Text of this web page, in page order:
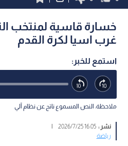
خسارة قاسية لمنتخب
غرب اسيا لكرة القدم
استمع للخبر:
ملاحظة: النص المسموع ناتج عن نظام آلي
نشر :16:05 2026/7/25
|
رياضة